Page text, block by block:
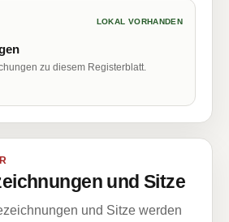
LOKAL VORHANDEN
zu diesem Registerblatt.
und Sitze
und Sitze werden